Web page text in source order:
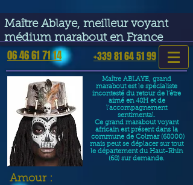
Maître Ablaye, meilleur voyant
médium marabout en France
06 46 61 71 14 +339 81 64 51 99
Maître ABLAYE, grand
marabout est le spécialiste
incontesté du retour de l’être
aimé en 48H et de
l’accompagnement
sentimental.
Ce grand marabout voyant
africain est présent dans la
commune de Colmar (68000)
mais peut se déplacer sur tout
le département du Haut-Rhin
(68) sur demande.
​Amour :